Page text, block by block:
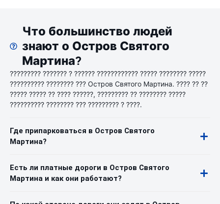
Что большинство людей
знают о Остров Святого
Мартина?
????????? ??????? ? ?????? ???????????? ????? ???????? ?????
?????????? ???????? ??? Остров Святого Мартина. ???? ?? ??
????? ????? ?? ???? ??????, ????????? ?? ???????? ?????
?????????? ???????? ??? ????????? ? ????.
Где припарковаться в Остров Святого
Мартина?
Есть ли платные дороги в Остров Святого
Мартина и как они работают?